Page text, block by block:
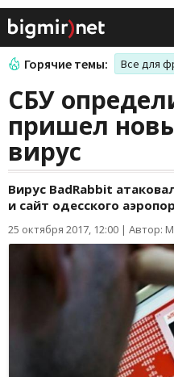
Горячие темы: Все для
СБУ
пришел
вирус
Вирус BadRabbit
и сайт одесского
25 октября 2017, 12:00 | Автор: